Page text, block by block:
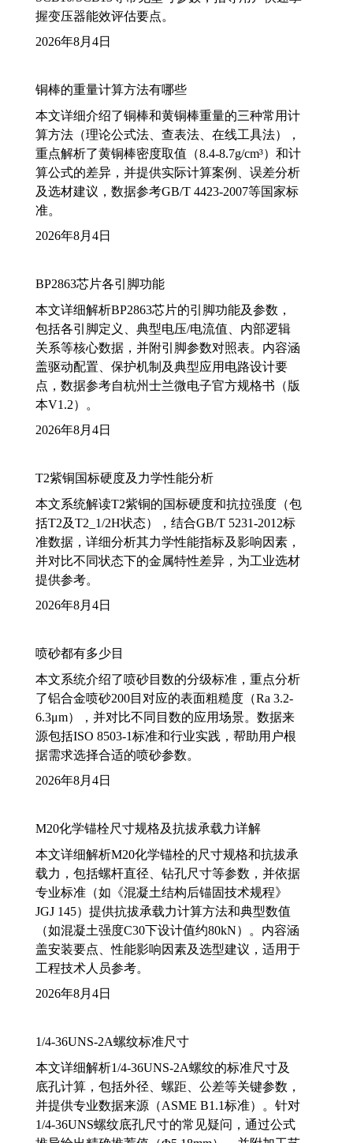
握变压器能效评估要点。
2026年8月4日
铜棒的重量计算方法有哪些
本文详细介绍了铜棒和黄铜棒重量的三种常用计
算方法（理论公式法、查表法、在线工具法），
重点解析了黄铜棒密度取值（8.4-8.7g/cm³）和计
算公式的差异，并提供实际计算案例、误差分析
及选材建议，数据参考GB/T 4423-2007等国家标
准。
2026年8月4日
BP2863芯片各引脚功能
本文详细解析BP2863芯片的引脚功能及参数，
包括各引脚定义、典型电压/电流值、内部逻辑
关系等核心数据，并附引脚参数对照表。内容涵
盖驱动配置、保护机制及典型应用电路设计要
点，数据参考自杭州士兰微电子官方规格书（版
本V1.2）。
2026年8月4日
T2紫铜国标硬度及力学性能分析
本文系统解读T2紫铜的国标硬度和抗拉强度（包
括T2及T2_1/2H状态），结合GB/T 5231-2012标
准数据，详细分析其力学性能指标及影响因素，
并对比不同状态下的金属特性差异，为工业选材
提供参考。
2026年8月4日
喷砂都有多少目
本文系统介绍了喷砂目数的分级标准，重点分析
了铝合金喷砂200目对应的表面粗糙度（Ra 3.2-
6.3μm），并对比不同目数的应用场景。数据来
源包括ISO 8503-1标准和行业实践，帮助用户根
据需求选择合适的喷砂参数。
2026年8月4日
M20化学锚栓尺寸规格及抗拔承载力详解
本文详细解析M20化学锚栓的尺寸规格和抗拔承
载力，包括螺杆直径、钻孔尺寸等参数，并依据
专业标准（如《混凝土结构后锚固技术规程》
JGJ 145）提供抗拔承载力计算方法和典型数值
（如混凝土强度C30下设计值约80kN）。内容涵
盖安装要点、性能影响因素及选型建议，适用于
工程技术人员参考。
2026年8月4日
1/4-36UNS-2A螺纹标准尺寸
本文详细解析1/4-36UNS-2A螺纹的标准尺寸及
底孔计算，包括外径、螺距、公差等关键参数，
并提供专业数据来源（ASME B1.1标准）。针对
1/4-36UNS螺纹底孔尺寸的常见疑问，通过公式